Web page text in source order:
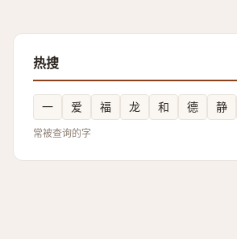
热搜
一 爱 福 龙 和 德 静
常被查询的字